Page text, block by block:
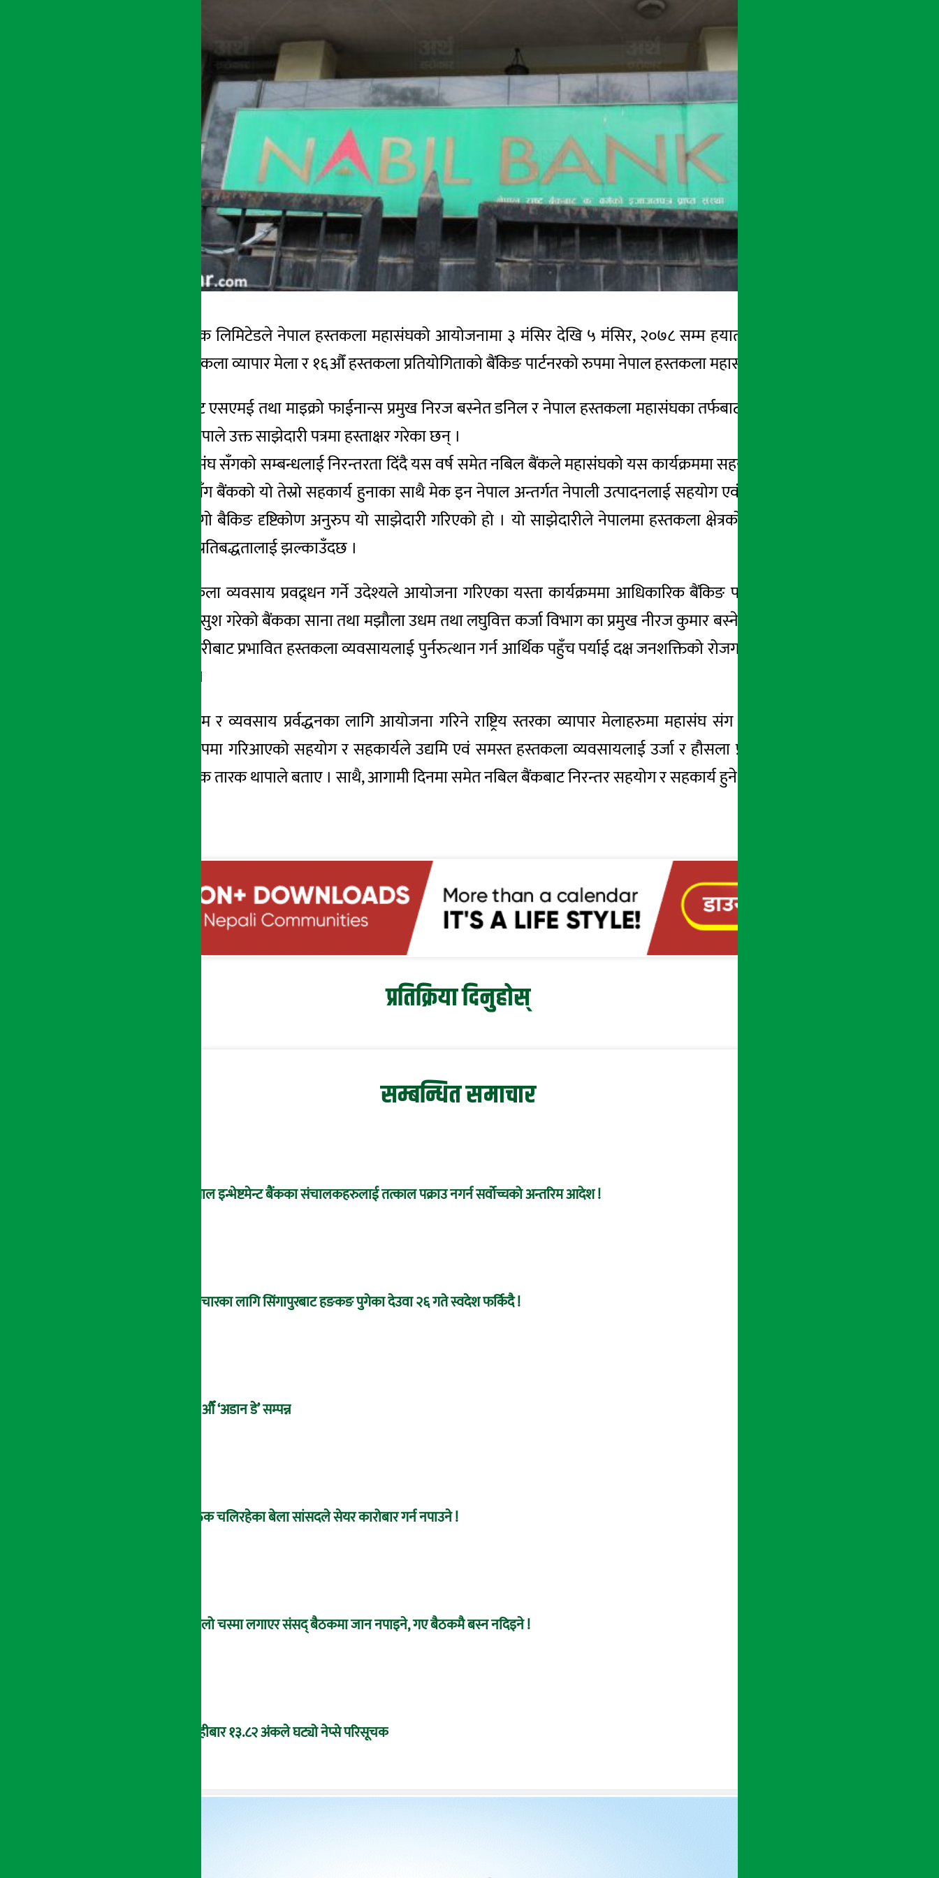
काठमाडौं । नबिल बैंक लिमिटेडले नेपाल हस्तकला महासंघको आयोजनामा ३ मंसिर देखि ५ मंसिर, २०७८ सम्म हयात रिजेन्सी होटल काठमाडौंमा
सम्पन्न हुने १८औँ हस्तकला व्यापार मेला र १६औँ हस्तकला प्रतियोगिताको बैंकिङ पार्टनरको रुपमा नेपाल हस्तकला महासंघसँग साझेदारी गरेको छ ।
नबिल बैंकको तर्फबाट एसएमई तथा माइक्रो फाईनान्स प्रमुख निरज बस्नेत डनिल र नेपाल हस्तकला महासंघका तर्फबाट नेपाल हस्तकला महासंघका
महानिर्देशक तारक थापाले उक्त साझेदारी पत्रमा हस्ताक्षर गरेका छन् ।
नेपाल हस्तकला महासंघ सँगको सम्बन्धलाई निरन्तरता दिंदै यस वर्ष समेत नबिल बैंकले महासंघको यस कार्यक्रममा सहयोग तथा सहकार्य गर्ने निर्णय
गरेको छ । महासंघ सँग बैंकको यो तेस्रो सहकार्य हुनाका साथै मेक इन नेपाल अन्तर्गत नेपाली उत्पादनलाई सहयोग एवं प्रोत्साहन गर्ने नबिल बैंकको
पहल तथा बैंकको दिगो बैकिङ दृष्टिकोण अनुरुप यो साझेदारी गरिएको हो । यो साझेदारीले नेपालमा हस्तकला क्षेत्रको विकासमा सहयोगी बैंकको
रुपमा नबिल बैंकको प्रतिबद्धतालाई झल्काउँदछ ।
एउटै छाताभित्र हस्तकला व्यवसाय प्रवद्र्धन गर्ने उदेश्यले आयोजना गरिएका यस्ता कार्यक्रममा आधिकारिक बैंकिङ पार्टनरको रुपमा सहभागी हुन
पाउँदा र्गवभान्वित महसुश गरेको बैंकका साना तथा मझौला उधम तथा लघुवित्त कर्जा विभाग का प्रमुख नीरज कुमार बस्नेत डनिलले बताए । साथै, यस
वर्ष कोभिड १९ महामारीबाट प्रभावित हस्तकला व्यवसायलाई पुर्नरुत्थान गर्न आर्थिक पहुँच पर्याई दक्ष जनशक्तिको रोजगारी सुनिश्चित गर्न सहयोग हुने
समेत बस्नेतले बताए ।
नेपाली हस्तकला उद्यम र व्यवसाय प्रर्वद्धनका लागि आयोजना गरिने राष्ट्रिय स्तरका व्यापार मेलाहरुमा महासंघ संग नेपालको अग्रणी नबिल बैंक
लिमिटेडले निरन्तर रुपमा गरिआएको सहयोग र सहकार्यले उद्यमि एवं समस्त हस्तकला व्यवसायलाई उर्जा र हौसला प्रदान गरेको नेपाल हस्तकला
महासंघका महानिर्देशक तारक थापाले बताए । साथै, आगामी दिनमा समेत नबिल बैंकबाट निरन्तर सहयोग र सहकार्य हुने अपेक्षा व्यक्त गरे ।
प्रतिक्रिया दिनुहोस्
सम्बन्धित समाचार
नेपाल इन्भेष्टमेन्ट बैंकका संचालकहरुलाई तत्काल पक्राउ नगर्न सर्वोच्चको अन्तरिम आदेश !
उपचारका लागि सिंगापुरबाट हङकङ पुगेका देउवा २६ गते स्वदेश फर्किदै !
२१औँ ‘अडान डे’ सम्पन्न
बैठक चलिरहेका बेला सांसदले सेयर कारोबार गर्न नपाउने !
कालो चस्मा लगाएर संसद् बैठकमा जान नपाइने, गए बैठकमै बस्न नदिइने !
बिहीबार १३.८२ अंकले घट्यो नेप्से परिसूचक